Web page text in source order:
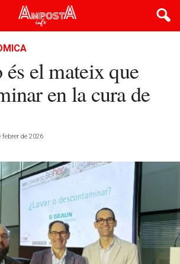
és el mateix que
en la cura de
febrer de 2026